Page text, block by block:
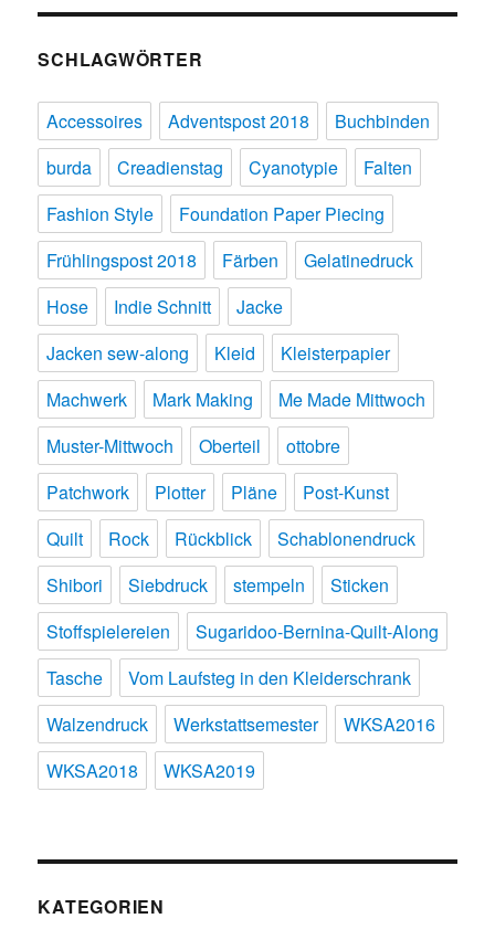
SCHLAGWÖRTER
Accessoires Adventspost 2018
Buchbinden
burda
Creadienstag Cyanotypie
Falten
Fashion Style
Foundation Paper Piecing
Frühlingspost 2018
Färben
Gelatinedruck
Hose
Indie Schnitt
Jacke
Jacken sew-along
Kleid
Kleisterpapier
Machwerk
Mark Making
Me Made Mittwoch
Muster-Mittwoch
Oberteil
ottobre
Patchwork
Plotter Pläne
Post-Kunst
Quilt
Rock Rückblick
Schablonendruck
Shibori
Siebdruck stempeln
Sticken
Stoffspielereien
Sugaridoo-Bernina-Quilt-Along
Tasche
Vom Laufsteg in den Kleiderschrank
Walzendruck
Werkstattsemester
WKSA2016
WKSA2018
WKSA2019
KATEGORIEN